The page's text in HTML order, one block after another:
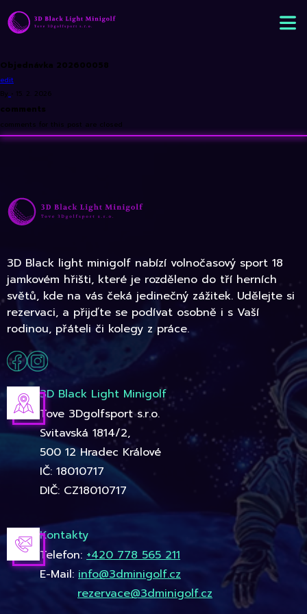
Objednávka 202600058
edit
By • 15. 2. 2026
comments
comments for this post are closed
3D Black light minigolf nabízí volnočasový sport 18
jamkovém hřišti, které je rozděleno do tří herních
světů, kde na vás čeká jedinečný zážitek. Udělejte si
rezervaci, a přijďte se podívat osobně i s Vaší
rodinou, přáteli či kolegy z práce.
3D Black Light Minigolf
Tove 3Dgolfsport s.r.o.
Svitavská 1814/2,
500 12 Hradec Králové
IČ: 18010717
DIČ: CZ18010717
Kontakty
Telefon: +420 778 565 211
E-Mail: info@3dminigolf.cz
rezervace@3dminigolf.cz